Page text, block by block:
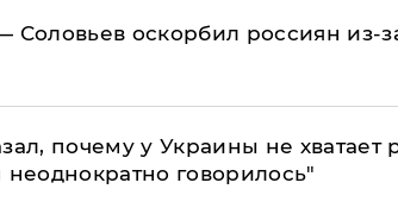
Соловьев оскорбил россиян из-
почему у Украины не хватает
говорилось"